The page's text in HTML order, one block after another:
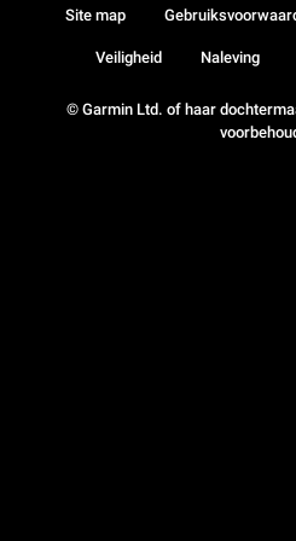
© Garmin Ltd. of haar
Site map
Veiligheid Naleving